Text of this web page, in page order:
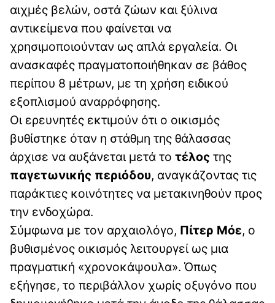
αιχμές βελών, οστά ζώων και ξύλινα
αντικείμενα που φαίνεται να
χρησιμοποιούνταν ως απλά εργαλεία. Οι
ανασκαφές πραγματοποιήθηκαν σε βάθος
περίπου 8 μέτρων, με τη χρήση ειδικού
εξοπλισμού αναρρόφησης.
Οι ερευνητές εκτιμούν ότι ο οικισμός
βυθίστηκε όταν η στάθμη της θάλασσας
άρχισε να αυξάνεται μετά το τέλος της
παγετωνικής περιόδου, αναγκάζοντας τις
παράκτιες κοινότητες να μετακινηθούν προς
την ενδοχώρα.
Σύμφωνα με τον αρχαιολόγο, Πίτερ Μόε, ο
βυθισμένος οικισμός λειτουργεί ως μια
πραγματική «χρονοκάψουλα». Όπως
εξήγησε, το περιβάλλον χωρίς οξυγόνο που